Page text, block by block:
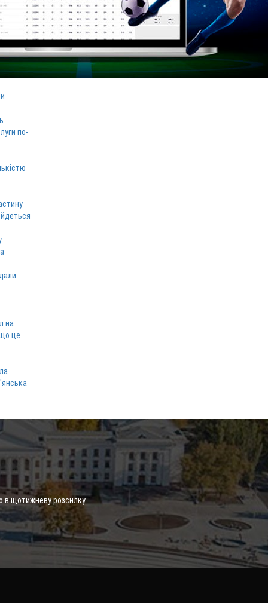
по-
на
що це
в щотижневу розсилку.